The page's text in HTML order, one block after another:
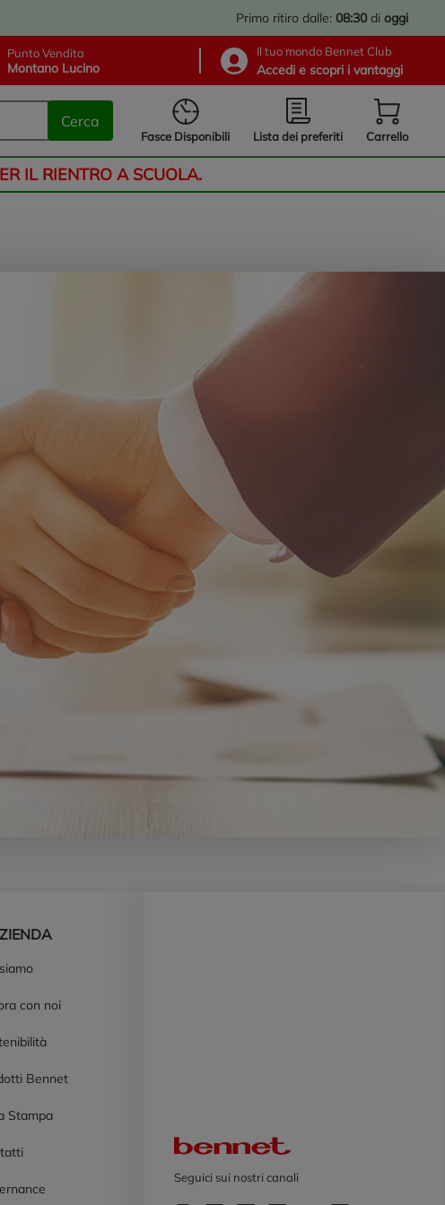
Primo ritiro dalle: 08:30 di oggi
Punto Vendita
Montano Lucino
Il tuo mondo Bennet Club
Accedi e scopri i vantaggi
Cerca
Fasce Disponibili Lista dei preferiti Carrello
IL RIENTRO A SCUOLA.
con noi
Bennet
Stampa
Seguici sui nostri canali